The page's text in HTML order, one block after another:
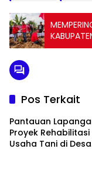
SICITA
Pos Terkait
Pantauan
Proyek
Usaha Tani di Desa